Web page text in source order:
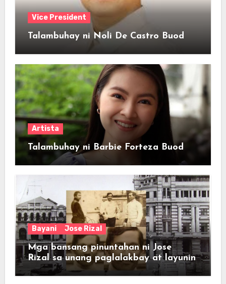
Vice President
Talambuhay ni Noli De Castro Buod
Artista
Talambuhay ni Barbie Forteza Buod
Bayani Jose Rizal
Mga bansang pinuntahan ni Jose
Rizal sa unang paglalakbay at layunin